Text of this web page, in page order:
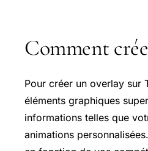
Comment
Pour créer un overlay sur
éléments graphiques
informations telles que
animations